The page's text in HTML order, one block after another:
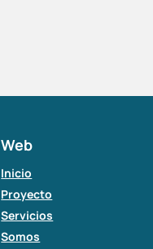
Web
Inicio
Proyecto
Servicios
Somos